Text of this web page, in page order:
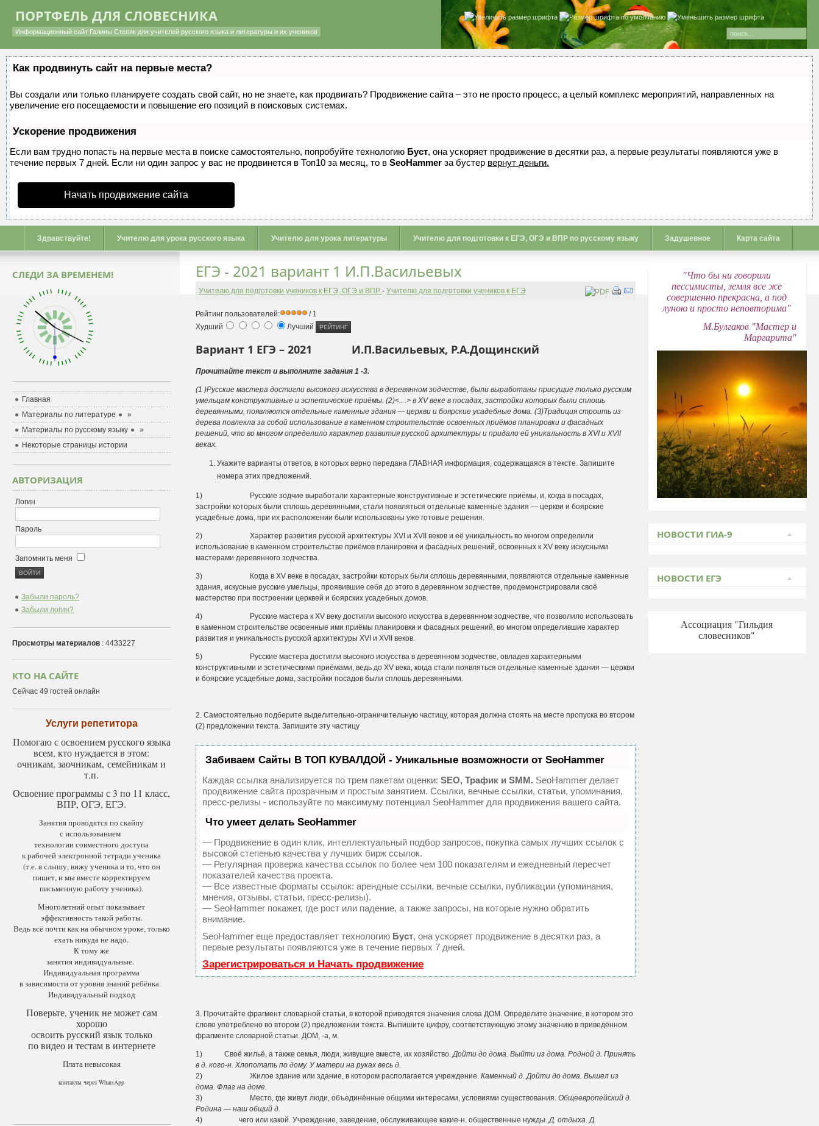
ПОРТФЕЛЬ ДЛЯ СЛОВЕСНИКА
Информационный сайт Галины Степяк для учителей русского языка и литературы и их учеников
Как продвинуть сайт на первые места?
Вы создали или только планируете создать свой сайт, но не знаете, как продвигать? Продвижение сайта – это не просто процесс, а целый комплекс мероприятий, направленных на
увеличение его посещаемости и повышение его позиций в поисковых системах.
Ускорение продвижения
Если вам трудно попасть на первые места в поиске самостоятельно, попробуйте технологию Буст, она ускоряет продвижение в десятки раз, а первые результаты появляются уже в
течение первых 7 дней. Если ни один запрос у вас не продвинется в Топ10 за месяц, то в SeoHammer за бустер вернут деньги.
Начать продвижение сайта
Здравствуйте! Учителю для урока русского языка Учителю для урока литературы Учителю для подготовки к ЕГЭ, ОГЭ и ВПР по русскому языку Задушевное Карта сайта
ЕГЭ - 2021 вариант 1 И.П.Васильевых
Учителю для подготовки учеников к ЕГЭ, ОГЭ и ВПР - Учителю для подготовки учеников к ЕГЭ
Рейтинг пользователей:
/ 1
Худший
Лучший
Вариант 1 ЕГЭ – 2021 И.П.Васильевых, Р.А.Дощинский
Прочитайте текст и выполните задания 1 -3.
(1 )Русские мастера достигли высокого искусства в деревянном зодчестве, были вы­работаны присущие только русским
умельцам конструктивные и эстетические приёмы. (2)<.. .> в XV веке в посадах, застройки которых были сплошь
деревянными, появляются отдельные каменные здания — церкви и боярские усадебные дома. (З)Традиция строить из
дерева повлекла за собой использование в каменном строительстве освоенных приёмов планировки и фасадных
решений, что во многом определило характер развития русской архитектуры и придало ей уникальность в XVI и XVII
веках.
Укажите варианты ответов, в которых верно передана ГЛАВНАЯ информация, содер­жащаяся в тексте. Запишите
номера этих предложений.
1) Русские зодчие выработали характерные конструктивные и эстетические приёмы, и, когда в посадах,
застройки которых были сплошь деревянными, стали появляться отдельные каменные здания — церкви и боярские
усадебные дома, при их располо­жении были использованы уже готовые решения.
2) Характер развития русской архитектуры XVI и XVII веков и её уникальность во мно­гом определили
использование в каменном строительстве приёмов планировки и фа­садных решений, освоенных к XV веку искусными
мастерами деревянного зодчества.
3) Когда в XV веке в посадах, застройки которых были сплошь деревянными, появля­ются отдельные каменные
здания, искусные русские умельцы, проявившие себя до этого в деревянном зодчестве, продемонстрировали своё
мастерство при построении церквей и боярских усадебных домов.
4) Русские мастера к XV веку достигли высокого искусства в деревянном зодчестве, что позволило использовать
в каменном строительстве освоенные ими приёмы планиров­ки и фасадных решений, во многом определившие характер
развития и уникальность русской архитектуры XVI и XVII веков.
5) Русские мастера достигли высокого искусства в деревянном зодчестве, овладев ха­рактерными
конструктивными и эстетическими приёмами, ведь до XV века, когда стали появляться отдельные каменные здания — церкви
и боярские усадебные дома, застройки посадов были сплошь деревянными.
2. Самостоятельно подберите выделительно-ограничительную частицу, которая должна стоять на месте пропуска во втором
(2) предложении текста. Запишите эту частицу
Забиваем Сайты В ТОП КУВАЛДОЙ - Уникальные возможности от SeoHammer
Каждая ссылка анализируется по трем пакетам оценки: SEO, Трафик и SMM. SeoHammer делает
продвижение сайта прозрачным и простым занятием. Ссылки, вечные ссылки, статьи, упоминания,
пресс-релизы - используйте по максимуму потенциал SeoHammer для продвижения вашего сайта.
Что умеет делать SeoHammer
— Продвижение в один клик, интеллектуальный подбор запросов, покупка самых лучших ссылок с
высокой степенью качества у лучших бирж ссылок.
— Регулярная проверка качества ссылок по более чем 100 показателям и ежедневный пересчет
показателей качества проекта.
— Все известные форматы ссылок: арендные ссылки, вечные ссылки, публикации (упоминания,
мнения, отзывы, статьи, пресс-релизы).
— SeoHammer покажет, где рост или падение, а также запросы, на которые нужно обратить
внимание.
SeoHammer еще предоставляет технологию Буст, она ускоряет продвижение в десятки раз, а
первые результаты появляются уже в течение первых 7 дней.
Зарегистрироваться и Начать продвижение
3. Прочитайте фрагмент словарной статьи, в которой приводятся значения слова ДОМ. Опреде­лите значение, в котором это
слово употреблено во втором (2) предложении текста. Выпиши­те цифру, соответствующую этому значению в приведённом
фрагменте словарной статьи. ДОМ, -а, м.
1) Своё жильё, а также семья, люди, живущие вместе, их хозяйство.Дойти до дома. Выйти из дома. Родной д. Принять
в д. кого-н. Хлопотать по дому. У матери на ру­ках весь д.
2) Жилое здание или здание, в котором располагается учреждение. Каменный д. Дойти до дома. Вышел из
дома. Флаг на доме.
3) Место, где живут люди, объединённые общими интересами, условиями существова­ния. Общеевропейский д.
Родина — наш общий д.
4) чего или какой. Учреждение, заведение, обслуживающее какие-н. общественные нуж­ды.Д. отдыха. Д.
СЛЕДИ ЗА ВРЕМЕНЕМ!
Главная
Материалы по литературе
»
Материалы по русскому языку
»
Некоторые страницы истории
АВТОРИЗАЦИЯ
Логин
Пароль
Запомнить меня
Забыли пароль?
Забыли логин?
Просмотры материалов : 4433227
КТО НА САЙТЕ
Сейчас 49 гостей онлайн
Услуги репетитора
Помогаю с освоением русского языка
всем, кто нуждается в этом:
очникам, заочникам, семейникам и
т.п.
Освоение программы с 3 по 11 класс,
ВПР, ОГЭ, ЕГЭ.
Занятия проводятся по скайпу
с использованием
технологии совместного доступа
к рабочей электронной тетради ученика
(т.е. я слышу, вижу ученика и то, что он
пишет, и мы вместе корректируем
письменную работу ученика).
Многолетний опыт показывает
эффективность такой работы.
Ведь всё почти как на обычном уроке, только
ехать никуда не надо.
К тому же
занятия индивидуальные.
Индивидуальная программа
в зависимости от уровня знаний ребёнка.
Индивидуальный подход
Поверьте, ученик не может сам
хорошо
освоить русский язык только
по видео и тестам в интернете
Плата невысокая
контакты через WhatsApp
"Что бы ни говорили
пессимисты, земля все же
совершенно прекрасна, а под
луною и просто неповторима"
М.Булгаков "Мастер и
Маргарита"
НОВОСТИ ГИА-9
НОВОСТИ ЕГЭ
Ассоциация "Гильдия
словесников"